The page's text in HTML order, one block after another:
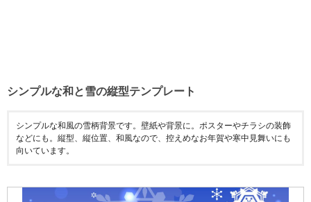
シンプルな和と雪の縦型テンプレート
シンプルな和風の雪柄背景です。壁紙や背景に。ポスターやチラシの装飾
などにも。縦型、縦位置、和風なので、控えめなお年賀や寒中見舞いにも
向いています。